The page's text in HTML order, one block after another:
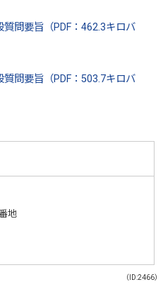
問要旨（PDF：462.3キロバ
問要旨（PDF：503.7キロバ
地
（ID:2466）